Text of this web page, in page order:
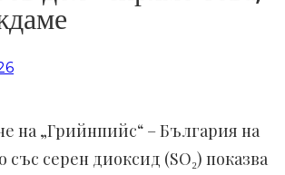
на „Грийнпийс“ – България на
със серен диоксид (SO₂) показва